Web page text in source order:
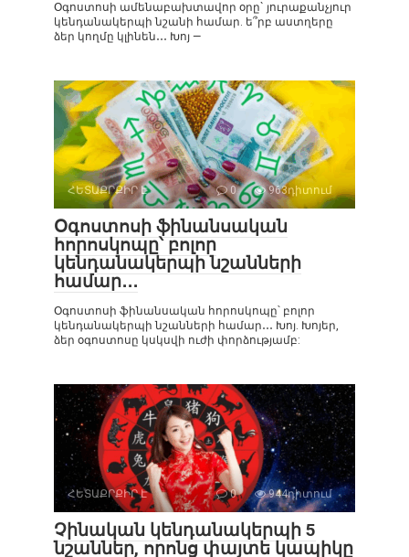
Օգոստոսի ամենաբախտավոր օրը` յուրաքանչյուր
կենդանակերպի նշանի համար. ե՞րբ աստղերը
ձեր կողմը կլինեն․․․ Խոյ —
ՀԵՏԱՔՐՔԻՐ Է 0 963դիտում
Օգոստոսի ֆինանսական
հորոսկոպը՝ բոլոր
կենդանակերպի նշանների
համար․․․
Օգոստոսի ֆինանսական հորոսկոպը՝ բոլոր
կենդանակերպի նշանների համար․․․ Խոյ. Խոյեր,
ձեր օգոստոսը կսկսվի ուժի փորձությամբ:
ՀԵՏԱՔՐՔԻՐ Է 0 944դիտում
Չինական կենդանակերպի 5
նշաններ, որոնց փայտե կապիկը